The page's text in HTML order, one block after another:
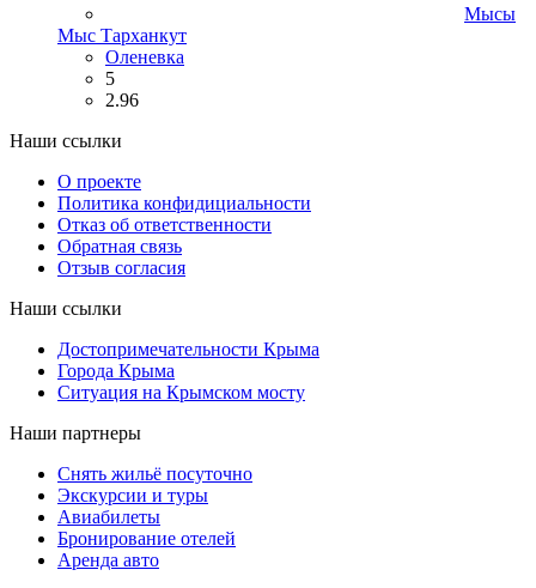
Мысы
Мыс Тарханкут
Оленевка
5
2.96
Наши ссылки
О проекте
Политика конфидициальности
Отказ об ответственности
Обратная связь
Отзыв согласия
Наши ссылки
Достопримечательности Крыма
Города Крыма
Ситуация на Крымском мосту
Наши партнеры
Снять жильё посуточно
Экскурсии и туры
Авиабилеты
Бронирование отелей
Аренда авто